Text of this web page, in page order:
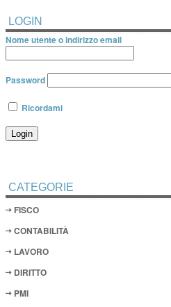
LOGIN
Nome utente o indirizzo email
Password
Ricordami
CATEGORIE
FISCO
CONTABILITÀ
LAVORO
DIRITTO
PMI